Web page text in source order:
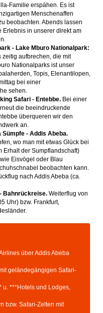
Familie erspähen. Es ist
Menschenaffen
beobachten. Abends lassen
in unserer direkt am
- Lake Mburo Nationalpark:
zeitig aufbrechen, die mit
Nationalparks ist unser
Topis, Elenantilopen,
bei einer
sehen.
Safari - Entebbe. Bei einer
die beeindruckende
überqueren wir den
an.
Sümpfe - Addis Abeba.
wo man mit etwas Glück bei
Erhalt der Sumpflandschaft)
Eisvögel oder Blau
beobachten kann.
nach Addis Abeba (ca.
Bahnrückreise. Weiterflug von
Uhr) bzw. Frankfurt,
über Addis Abeba
geländegängigen Safari-
u. ***Hotels und Lodges,
bzw. Safari-Zelten mit